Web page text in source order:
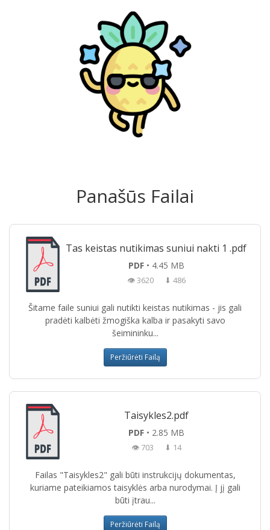
Panašūs Failai
Tas keistas nutikimas suniui nakti 1 .pdf
PDF• 4.45 MB
👁 3620 ⬇ 486
Šitame faile suniui gali nutikti keistas nutikimas - jis gali
pradėti kalbėti žmogiška kalba ir pasakyti savo
šeimininku...
Peržiūrėti Failą
Taisykles2.pdf
PDF• 2.85 MB
👁 703 ⬇ 14
Failas "Taisykles2" gali būti instrukcijų dokumentas,
kuriame pateikiamos taisyklės arba nurodymai. Į jį gali
būti įtrau...
Peržiūrėti Failą